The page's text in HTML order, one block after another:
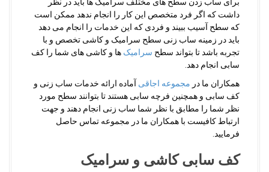
داشت که اگر فرد متخصص این کار را انجام ندهد ممکن است
که سطح آسیب ببیند و فردی که این خدمات را انجام می دهد
باید در زمینه ساب زنی سطح سرامیک و کاشی تخصص و با
تجربه باشد تا بتواند سطح سرامیک ها و کاشی های شما را کف
سابی انجام دهد.
همکاران ما در مجموعه اجاقی آماده ارائه خدمات ساب زنی و
کف سابی و همچنین فرچه سابی هستند تا بتوانند سطح مورد
نظر شما را مطابق با نظر شما ساب زنی انجام دهند و جهت
ارتباط کافیست با همکاران ما در مجموعه تماس حاصل
فرمایید.
کف سابی کاشی و سرامیک